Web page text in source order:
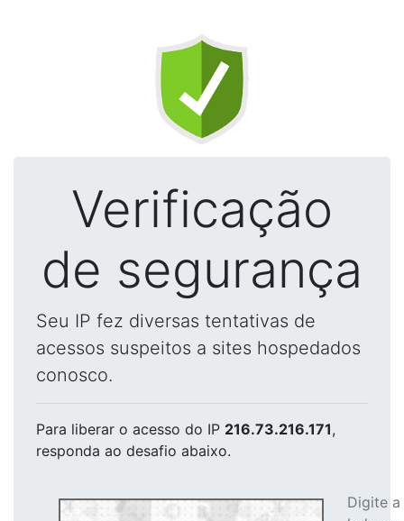
Verificação
de segurança
Seu IP fez diversas tentativas de
acessos suspeitos a sites hospedados
conosco.
Para liberar o acesso do IP 216.73.216.171,
responda ao desafio abaixo.
Digite